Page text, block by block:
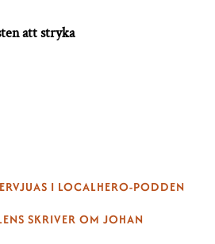
att stryka
I LOCALHERO-PODDEN
SKRIVER OM JOHAN